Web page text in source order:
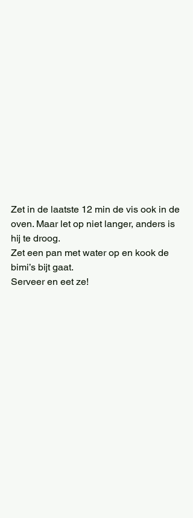
Zet in de laatste 12 min de vis ook in de
oven. Maar let op niet langer, anders is
hij te droog.
Zet een pan met water op en kook de
bimi’s bijt gaat.
Serveer en eet ze!